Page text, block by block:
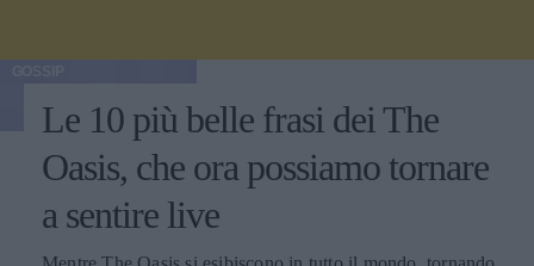
Le 10 più belle frasi dei The
Oasis, che ora possiamo tornare
a sentire live